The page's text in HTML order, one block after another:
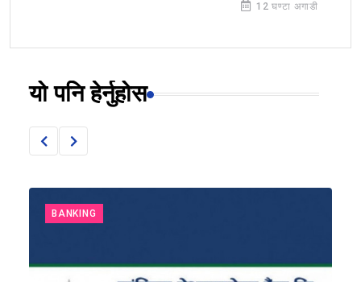
12 घण्टा अगाडी
यो पनि हेर्नुहोस
BANKING